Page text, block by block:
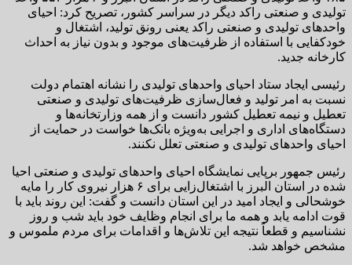
تولیدی و صنعتی راکد دیگر در سراسر کشور، تصریح کرد: احیای
واحدهای تولیدی و صنعتی راکد یعنی رونق تولید، اشتغال و
خودکفایی با استفاده از ظرفیت‌های موجود و بدون نیاز به احداث
کارخانه جدید.
رئیسی ایجاد ستاد احیای واحدهای تولیدی را نشانه اهتمام دولت
نسبت به امر تولید و فعال‌سازی ظرفیت‌های تولیدی و صنعتی
تعطیل و نیمه تعطیل کشور دانست و از همه وزارتخانه‌ها و
دستگاه‌های اداری و اجرایی به‌ویژه بانک‌ها خواست در حمایت از
احیای واحدهای تولیدی و صنعتی تعلل نکنند.
رئیس جمهور برپایی نمایشگاه احیای واحدهای تولیدی و صنعتی احیا
شده در استان البرز با اشتغال‌زایی برای ۶ هزار نیروی کار را مایه
خوشحالی و ایجاد امید در این استان دانست و گفت: این روند باید با
قوت ادامه یابد و همه ما برای انجام وظایف خود باید شب و روز
نشناسیم و قطعاً نتیجه این تلاش‌ها و اقدامات برای مردم ملموس و
مشخص خواهد شد.